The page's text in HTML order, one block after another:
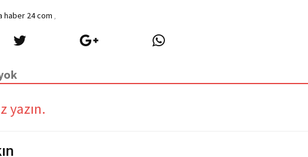
haber 24 com
yazın.